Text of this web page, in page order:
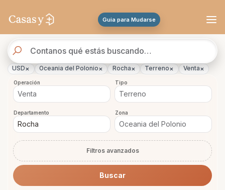
Guia para Mudarse
de
propiedades
USD× Oceania del Polonio× Rocha× Terreno× Venta×
Operación Tipo
Departamento Zona
Filtros avanzados
Buscar